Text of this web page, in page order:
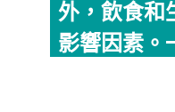
外，飲食和
影響因素。